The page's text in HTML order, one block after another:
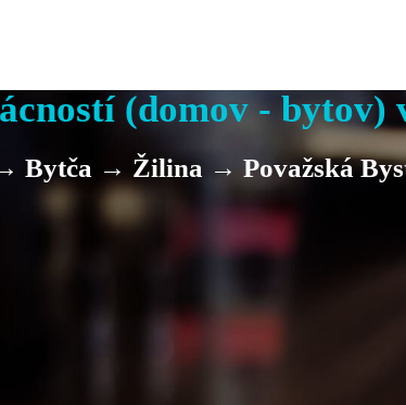
(domov - bytov)
Bytča → Žilina → Považská